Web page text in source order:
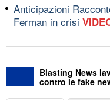
Anticipazioni
Ferman in crisi
Blasting News
contro le fake